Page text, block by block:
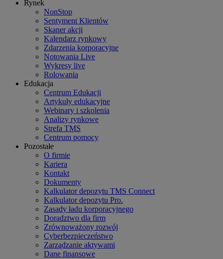
Rynek
NonStop
Sentyment Klientów
Skaner akcji
Kalendarz rynkowy
Zdarzenia korporacyjne
Notowania Live
Wykresy live
Rolowania
Edukacja
Centrum Edukacji
Artykuły edukacyjne
Webinary i szkolenia
Analizy rynkowe
Strefa TMS
Centrum pomocy
Pozostałe
O firmie
Kariera
Kontakt
Dokumenty
Kalkulator depozytu TMS Connect
Kalkulator depozytu Pro.
Zasady ładu korporacyjnego
Doradztwo dla firm
Zrównoważony rozwój
Cyberbezpieczeństwo
Zarządzanie aktywami
Dane finansowe